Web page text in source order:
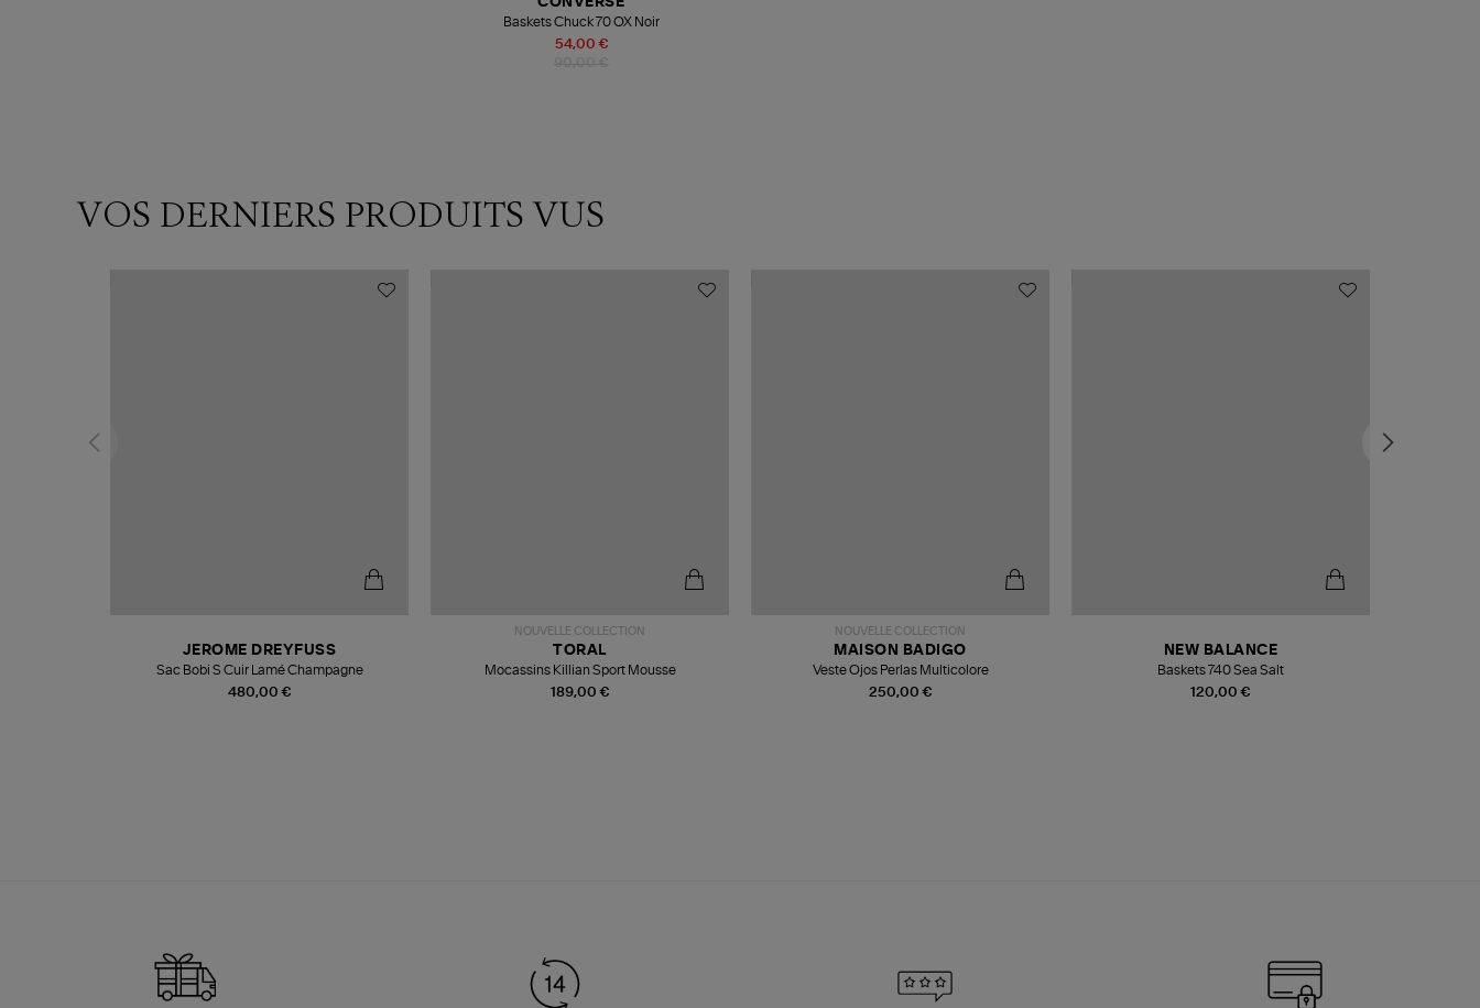
54,00 €
Baskets Chuck 70 OX Noir
VOS DERNIERS PRODUITS VUS
480,00 €
JEROME DREYFUSS
Sac Bobi S Cuir Lamé Champagne
NOUVELLE COLLECTION
189,00 €
TORAL
Mocassins Killian Sport Mousse
NOUVELLE COLLECTION
250,00 €
MAISON BADIGO
Veste Ojos Perlas Multicolore
120,00 €
NEW BALANCE
Baskets 740 Sea Salt